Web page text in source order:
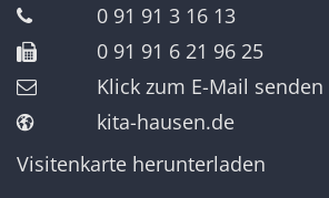
0 91 91 3 16 13
0 91 91 6 21 96 25
Klick zum E-Mail senden
kita-hausen.de
Visitenkarte herunterladen